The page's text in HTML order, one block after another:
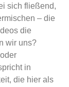
sich fließend,
– die
die
wir uns?
in
die hier als